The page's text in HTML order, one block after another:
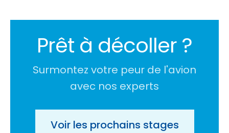
Prêt à décoller ?
Surmontez votre peur de l'avion
avec nos experts
Voir les prochains stages